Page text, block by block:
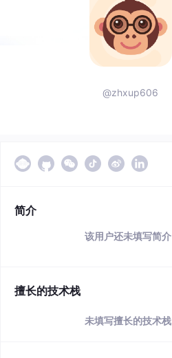
@zhxup606
简介
该用户还未填写简介
擅长的技术栈
未填写擅长的技术栈